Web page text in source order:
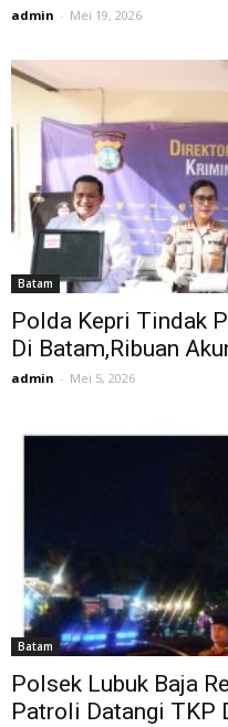
admin - Mei 19, 2026
Batam
Polda Kepri Tindak
Di Batam,Ribuan
admin - Mei 5, 2026
Batam
Polsek Lubuk Baja
Patroli Datangi TKP